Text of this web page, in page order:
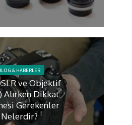
& HABERLER
ve Objektif
Alırken Dikkat
Gerekenler
Nelerdir?